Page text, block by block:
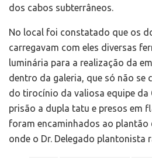
dos cabos subterrâneos.
No local foi constatado que os
carregavam com eles diversas
luminária para a realização da
dentro da galeria, que só não se
do tirocínio da valiosa equipe da
prisão a dupla tatu e presos em
foram encaminhados ao plantão
onde o Dr. Delegado plantonista